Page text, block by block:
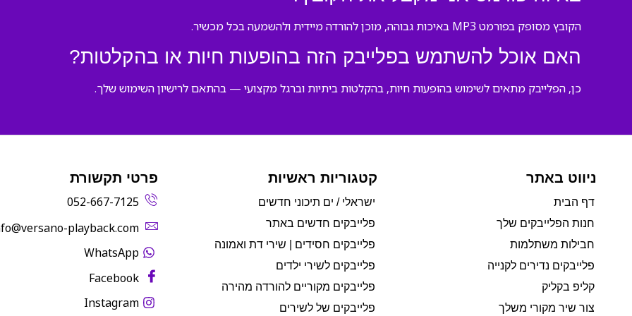
הקובץ מסופק בפורמט MP3 באיכות גבוהה, מוכן להורדה מיידית ולהשמעה בכל מכשיר.
האם אוכל להשתמש בפלייבק הזה בהופעות חיות או בהקלטות?
כן, הפלייבק מתאים לשימוש בהופעות חיות, בהקלטות ביתיות וברגל מקצועי — בהתאם לרישיון השימוש שלך.
ניווט באתר
דף הבית
חנות הפלייבקים שלך
חבילות משתלמות
פלייבקים נדירים לקנייה
קליפ בקליק
צור שיר מקורי משלך
קטגוריות ראשיות
ישראלי / ים תיכוני חדשים
פלייבקים חדשים באתר
פלייבקים חסידים | שירי דת ואמונה
פלייבקים לשירי ילדים
פלייבקים מקוריים להורדה מהירה
פלייבקים של לשירים
פרטי תקשורת
052-667-7125
playback.com‬
WhatsApp
Facebook
Instagram